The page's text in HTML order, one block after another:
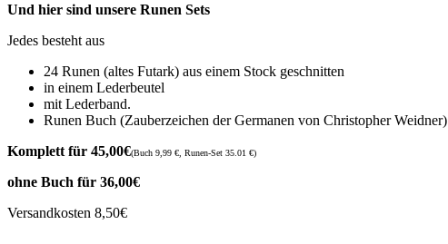
Und hier sind unsere Runen Sets
Jedes besteht aus
24 Runen (altes Futark) aus einem Stock geschnitten
in einem Lederbeutel
mit Lederband.
Runen Buch (Zauberzeichen der Germanen von Christopher Weidner)
Komplett für 45,00€(Buch 9,99 €, Runen-Set 35.01 €)
​ohne Buch für 36,00€
Versandkosten 8,50€